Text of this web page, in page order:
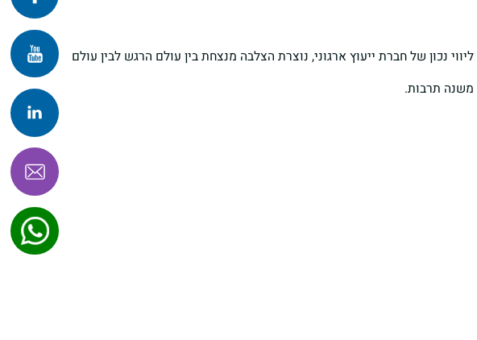
של חברת ייעוץ ארגוני, נוצרת הצלבה מנצחת בין עולם הרגש לבין עולם
משנה תרבות.